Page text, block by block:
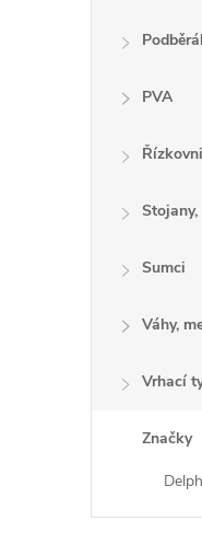
PVA
Sumci
Váhy,
Vrhací
Značky